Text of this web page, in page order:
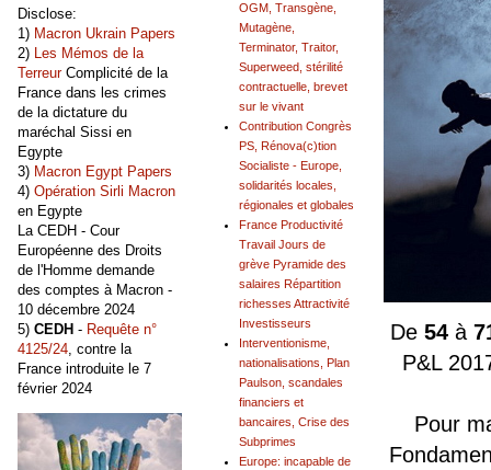
De 54 à
P&L
Pour
OGM, Transgène,
Mutagène,
Terminator, Traitor,
Superweed, stérilité
contractuelle, brevet
sur le vivant
Contribution Congrès
PS, Rénova(c)tion
Socialiste - Europe,
solidarités locales,
régionales et globales
France Productivité
Travail Jours de
grève Pyramide des
salaires Répartition
richesses Attractivité
Investisseurs
Interventionisme,
nationalisations, Plan
Paulson, scandales
financiers et
bancaires, Crise des
Subprimes
Europe: incapable de
Disclose:
1) Macron Ukrain Papers
2) Les Mémos de la
TerreurComplicité de la
France dans les crimes
de la dictature du
maréchal Sissi en
Egypte
3) Macron Egypt Papers
4) Opération Sirli Macron
en Egypte
La CEDH - Cour
Européenne des Droits
de l'Homme demande
des comptes à Macron -
10 décembre 2024
5) CEDH - Requête n°
4125/24, contre la
France introduite le 7
février 2024